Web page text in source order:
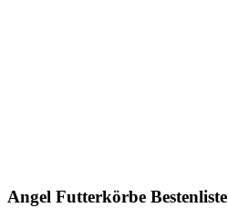
Angel Futterkörbe Bestenliste